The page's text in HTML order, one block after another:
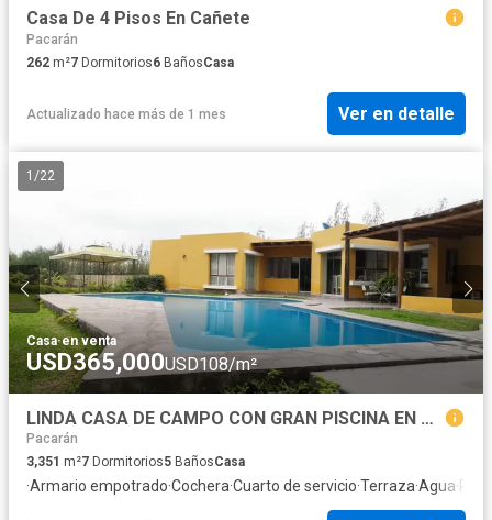
Casa De 4 Pisos En Cañete
Pacarán
262 m²7 Dormitorios6 BañosCasa
Actualizado hace más de 1 mes Ver en detalle
1 /22
Casa·en venta
USD365,000USD108/m²
LINDA CASA DE CAMPO CON GRAN PISCINA EN CONDOMINIO LA TOSCANA, CAÑETE
Pacarán
3,351 m²7 Dormitorios5 BañosCasa
·Armario empotrado·Cochera·Cuarto de servicio·Terraza·Agua·